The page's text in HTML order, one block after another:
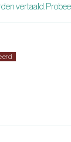
RVS
vertaald.